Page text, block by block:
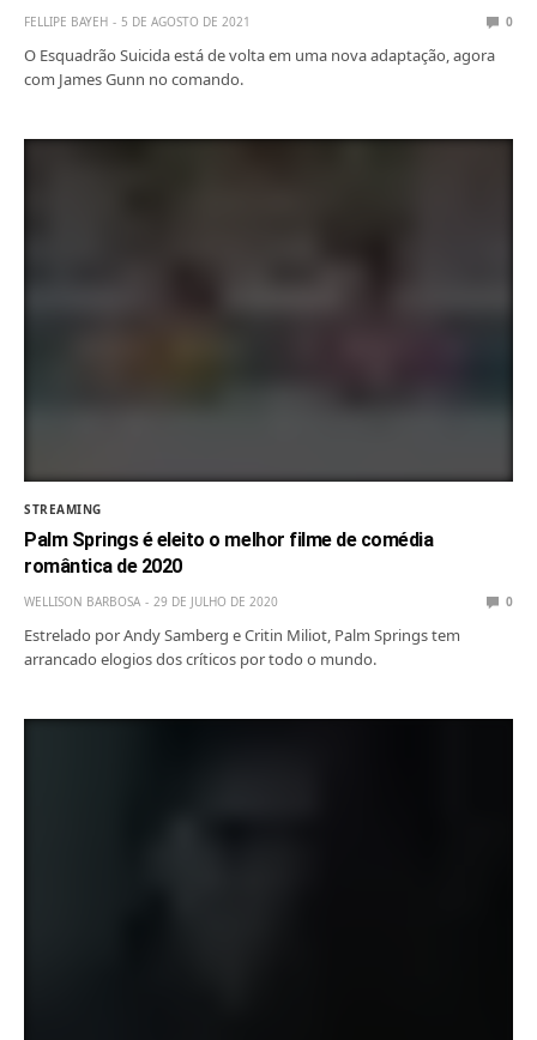
FELLIPE BAYEH 5 DE AGOSTO DE 2021 0
O Esquadrão Suicida está de volta em uma nova adaptação, agora
com James Gunn no comando.
STREAMING
Palm Springs é eleito o melhor filme de comédia
romântica de 2020
WELLISON BARBOSA 29 DE JULHO DE 2020 0
Estrelado por Andy Samberg e Critin Miliot, Palm Springs tem
arrancado elogios dos críticos por todo o mundo.